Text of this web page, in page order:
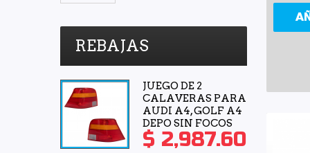
REBAJAS
JUEGO DE 2
CALAVERAS PARA
AUDI A4, GOLF A4
DEPO SIN FOCOS
$ 2,987.60